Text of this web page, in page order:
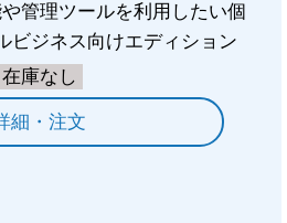
管理ツールを利用したい個
ビジネス向けエディション
在庫なし
細・注文